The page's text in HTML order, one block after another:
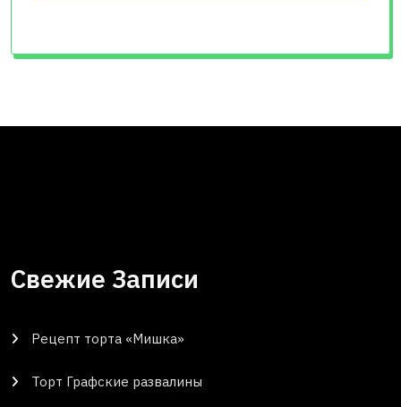
Свежие Записи
Рецепт торта «Мишка»
Торт Графские развалины